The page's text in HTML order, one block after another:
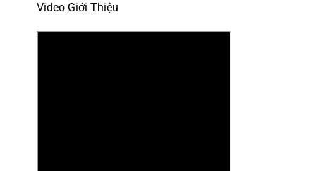
Video Giới Thiệu